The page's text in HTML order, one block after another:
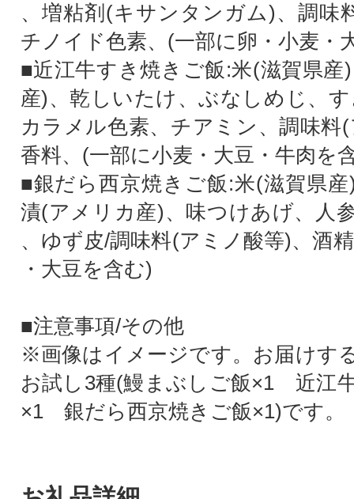
、増粘剤(キサンタンガム)、調味
チノイド色素、(一部に卵・小麦・
■近江牛すき焼きご飯:米(滋賀県産
産)、乾しいたけ、ぶなしめじ、
カラメル色素、チアミン、調味料
香料、(一部に小麦・大豆・牛肉を
■銀だら西京焼きご飯:米(滋賀県
漬(アメリカ産)、味つけあげ、人
、ゆず皮/調味料(アミノ酸等)、酒
・大豆を含む)
■注意事項/その他
※画像はイメージです。お届けす
お試し3種(鰻まぶしご飯×1 近江
×1 銀だら西京焼きご飯×1)です。